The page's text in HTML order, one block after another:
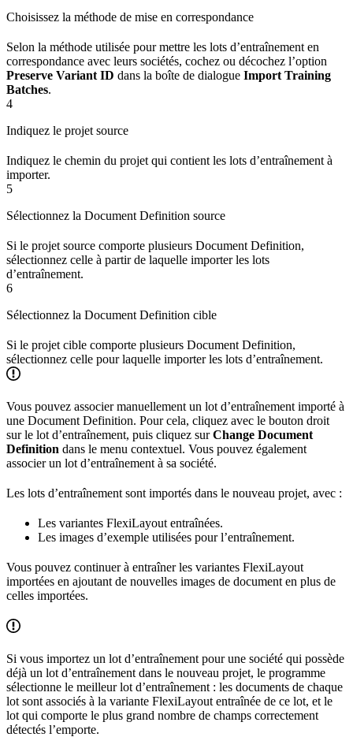
Choisissez la méthode de mise en correspondance
Selon la méthode utilisée pour mettre les lots d’entraînement en
correspondance avec leurs sociétés, cochez ou décochez l’option
Preserve Variant ID dans la boîte de dialogue Import Training
Batches.
4
Indiquez le projet source
Indiquez le chemin du projet qui contient les lots d’entraînement à
importer.
5
Sélectionnez la Document Definition source
Si le projet source comporte plusieurs Document Definition,
sélectionnez celle à partir de laquelle importer les lots
d’entraînement.
6
Sélectionnez la Document Definition cible
Si le projet cible comporte plusieurs Document Definition,
sélectionnez celle pour laquelle importer les lots d’entraînement.
Vous pouvez associer manuellement un lot d’entraînement importé à
une Document Definition. Pour cela, cliquez avec le bouton droit
sur le lot d’entraînement, puis cliquez surChange Document
Definition dans le menu contextuel. Vous pouvez également
associer un lot d’entraînement à sa société.
Les lots d’entraînement sont importés dans le nouveau projet, avec :
Les variantes FlexiLayout entraînées.
Les images d’exemple utilisées pour l’entraînement.
Vous pouvez continuer à entraîner les variantes FlexiLayout
importées en ajoutant de nouvelles images de document en plus de
celles importées.
Si vous importez un lot d’entraînement pour une société qui possède
déjà un lot d’entraînement dans le nouveau projet, le programme
sélectionne le meilleur lot d’entraînement : les documents de chaque
lot sont associés à la variante FlexiLayout entraînée de ce lot, et le
lot qui comporte le plus grand nombre de champs correctement
détectés l’emporte.